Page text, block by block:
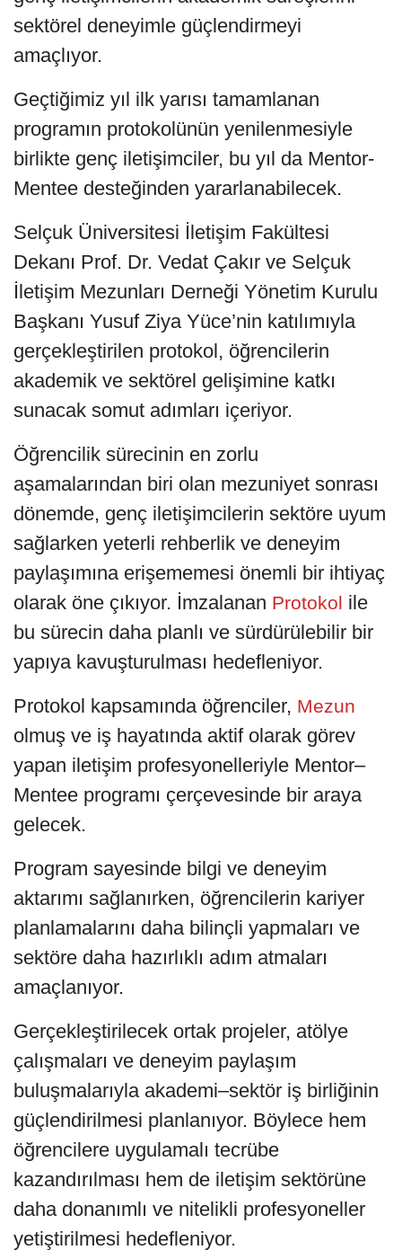
sektörel deneyimle güçlendirmeyi
amaçlıyor.
Geçtiğimiz yıl ilk yarısı tamamlanan
programın protokolünün yenilenmesiyle
birlikte genç iletişimciler, bu yıl da Mentor-
Mentee desteğinden yararlanabilecek.
Selçuk Üniversitesi İletişim Fakültesi
Dekanı Prof. Dr. Vedat Çakır ve Selçuk
İletişim Mezunları Derneği Yönetim Kurulu
Başkanı Yusuf Ziya Yüce’nin katılımıyla
gerçekleştirilen protokol, öğrencilerin
akademik ve sektörel gelişimine katkı
sunacak somut adımları içeriyor.
Öğrencilik sürecinin en zorlu
aşamalarından biri olan mezuniyet sonrası
dönemde, genç iletişimcilerin sektöre uyum
sağlarken yeterli rehberlik ve deneyim
paylaşımına erişememesi önemli bir ihtiyaç
olarak öne çıkıyor. İmzalanan Protokol ile
bu sürecin daha planlı ve sürdürülebilir bir
yapıya kavuşturulması hedefleniyor.
Protokol kapsamında öğrenciler, Mezun
olmuş ve iş hayatında aktif olarak görev
yapan iletişim profesyonelleriyle Mentor–
Mentee programı çerçevesinde bir araya
gelecek.
Program sayesinde bilgi ve deneyim
aktarımı sağlanırken, öğrencilerin kariyer
planlamalarını daha bilinçli yapmaları ve
sektöre daha hazırlıklı adım atmaları
amaçlanıyor.
Gerçekleştirilecek ortak projeler, atölye
çalışmaları ve deneyim paylaşım
buluşmalarıyla akademi–sektör iş birliğinin
güçlendirilmesi planlanıyor. Böylece hem
öğrencilere uygulamalı tecrübe
kazandırılması hem de iletişim sektörüne
daha donanımlı ve nitelikli profesyoneller
yetiştirilmesi hedefleniyor.